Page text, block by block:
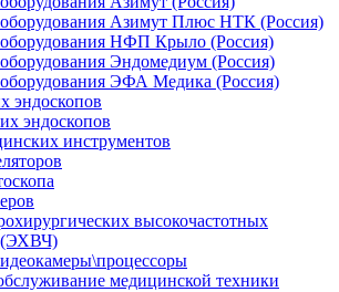
Азимут Плюс НТК (Россия)
НФП Крыло (Россия)
Эндомедиум (Россия)
ЭФА Медика (Россия)
эндоскопов
эндоскопов
инструментов
высокочастотных
(ЭХВЧ)
медицинской техники